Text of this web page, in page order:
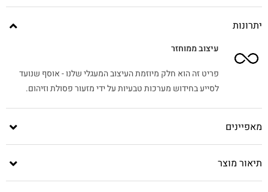
יתרונות
עיצוב ממוחזר
פריט זה הוא חלק מיוזמת העיצוב המעגלי שלנו - אוסף שנועד
לסייע בחידוש מערכות טבעיות על ידי מזעור פסולת וזיהום.
מאפיינים
תיאור מוצר